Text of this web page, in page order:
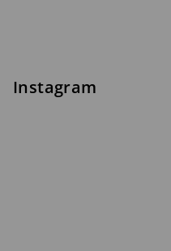
Instagram